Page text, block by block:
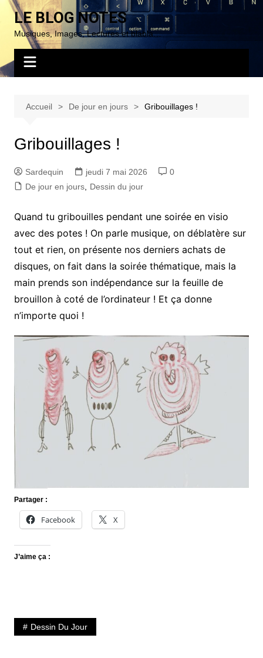
Aller
contenu
LE BLOG NOTES
Musiques, Images, Lectures et blabla…
Accueil De jour en jours Gribouillages !
Gribouillages !
Sardequin jeudi 7 mai 2026
0
De jour en jours, Dessin du jour
Quand tu gribouilles pendant une soirée en visio
avec des potes ! On parle musique, on déblatère sur
tout et rien, on présente nos derniers achats de
disques, on fait dans la soirée thématique, mais la
main prends son indépendance sur la feuille de
brouillon à coté de l’ordinateur ! Et ça donne
n’importe quoi !
Partager :
Facebook X
J’aime ça :
Dessin Du Jour